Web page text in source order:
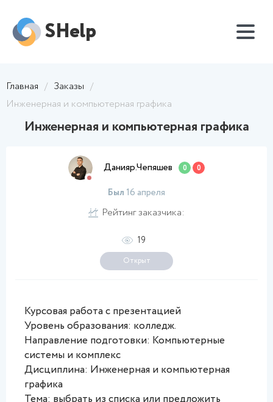
SHelp
Главная / Заказы /
Инженерная и компьютерная графика
Инженерная и компьютерная графика
Данияр.Чепяшев 0 0
Был 16 апреля
Рейтинг заказчика:
19
Открыт
Курсовая работа с презентацией
Уровень образования: колледж.
Направление подготовки: Компьютерные
системы и комплекс
Дисциплина: Инженерная и компьютерная
графика